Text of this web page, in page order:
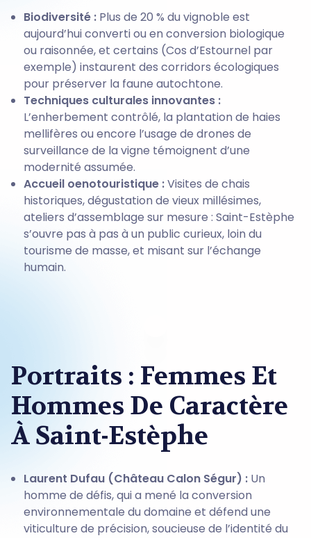
Biodiversité :Plus de 20 % du vignoble est
aujourd’hui converti ou en conversion biologique
ou raisonnée, et certains (Cos d’Estournel par
exemple) instaurent des corridors écologiques
pour préserver la faune autochtone.
Techniques culturales innovantes :
L’enherbement contrôlé, la plantation de haies
mellifères ou encore l’usage de drones de
surveillance de la vigne témoignent d’une
modernité assumée.
Accueil oenotouristique :Visites de chais
historiques, dégustation de vieux millésimes,
ateliers d’assemblage sur mesure : Saint-Estèphe
s’ouvre pas à pas à un public curieux, loin du
tourisme de masse, et misant sur l’échange
humain.
Portraits : Femmes Et
Hommes De Caractère
À Saint-Estèphe
Laurent Dufau (Château Calon Ségur) :Un
homme de défis, qui a mené la conversion
environnementale du domaine et défend une
viticulture de précision, soucieuse de l’identité du